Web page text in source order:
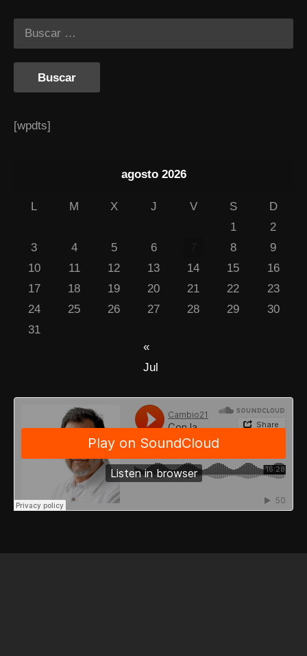
[wpdts]
agosto 2026
L M X J V S
D
1
2
3
4 5 6 8
9
10
11 12 13 14 15
16
17
18 19 20 21 22
23
24
25 26 27 28 29
30
31
«
Jul